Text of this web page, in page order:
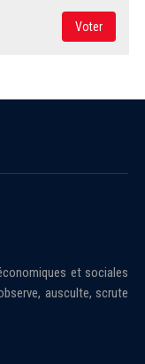
Voter
et sociales
ausculte, scrute